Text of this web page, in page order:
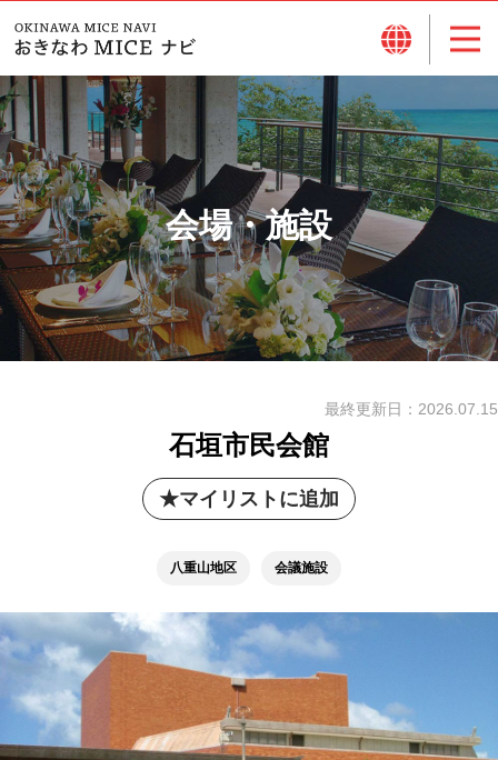
会場・施設
最終更新日： 2026.07.15
石垣市民会館
マイリストに追加
八重山地区 会議施設